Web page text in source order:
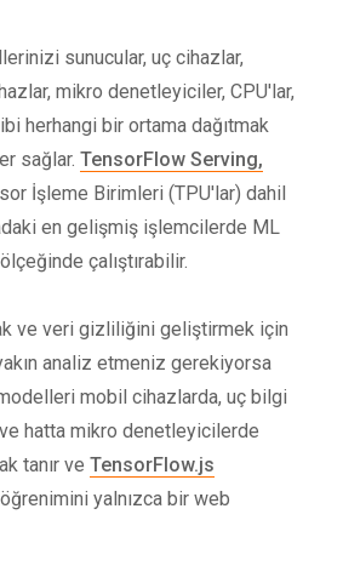
sunucular, uç cihazlar,
mikro denetleyiciler, CPU'lar,
herhangi bir ortama dağıtmak
sağlar. TensorFlow Serving,
İşleme Birimleri (TPU'lar) dahil
en gelişmiş işlemcilerde ML
çalıştırabilir.
ve veri gizliliğini geliştirmek için
analiz etmeniz gerekiyorsa
mobil cihazlarda, uç bilgi
hatta mikro denetleyicilerde
tanır ve TensorFlow.js
yalnızca bir web